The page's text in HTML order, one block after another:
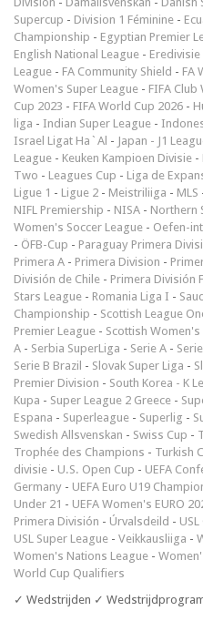
Supercup - Division 1 Féminine -
Championship - Egyptian Premier
English National League - Eredivisie
League - FA Community Shield - FA
Women's Super League - FIFA Club
Cup 2023 - FIFA World Cup 2026 -
liga - Indian Super League -
Israel Ligat Ha`Al - Japan - J1
League - Keuken Kampioen Divisie -
Two - Leagues Cup - Liga de
Ligue 1 - Ligue 2 - Meistriliiga - MLS
NIFL Premiership - NISA - Northern
Women's Soccer League - Oefen-
- ÖFB-Cup - Paraguay Primera
Primera A - Primera Division -
División de Chile - Primera División
Stars League - Romania Liga I -
Championship - Scottish League
Premier League - Scottish
A - Serbia SuperLiga - Serie A -
Serie B Brazil - Slovak Super Liga -
Premier Division - South Korea - K
Kupa - Super League 2 Greece -
Espana - Superleague - Superlig -
Swedish Allsvenskan - Swiss Cup -
Trophée des Champions - Turkish
divisie - U.S. Open Cup - UEFA
Germany - UEFA Euro U19
Under 21 - UEFA Women's EURO
Primera División - Úrvalsdeild -
USL Super League - Veikkausliiga -
Women's Nations League -
World Cup Qualifiers
✓ Wedstrijden ✓